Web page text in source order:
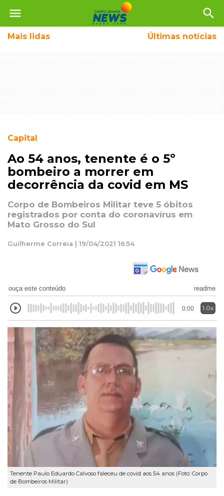
menu search
Mais lidas Últimas notícias
Capital
Ao 54 anos, tenente é o 5º
bombeiro a morrer em
decorrência da covid em MS
Corpo de Bombeiros Militar teve 5 óbitos
registrados por conta do coronavírus em
Mato Grosso do Sul
Guilherme Correia | 19/04/2021 16:54
ouça este conteúdo readme
0:00 1.0x
Tenente Paulo Eduardo Calvoso faleceu de covid aos 54 anos (Foto: Corpo
de Bombeiros Militar)